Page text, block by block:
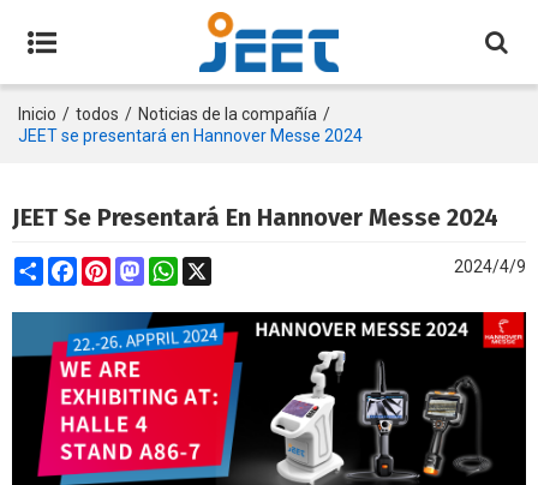
Inicio / todos / Noticias de la compañía /
JEET se presentará en Hannover Messe 2024
JEET Se Presentará En Hannover Messe 2024
ShareFacebookPinterestMastodonWhatsApp 2024/4/9